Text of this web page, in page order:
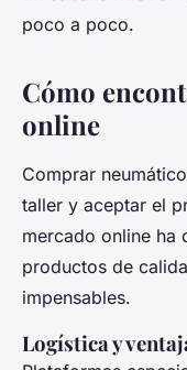
poco a poco.
Cómo
online
Comprar
taller y aceptar el
mercado online ha
productos de
impensables.
Logística y